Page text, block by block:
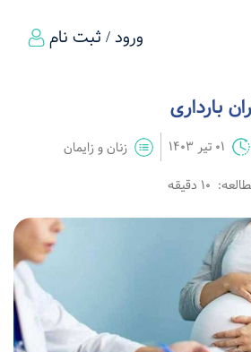
ورود / ثبت نام
بارداری
01 تیر 1403
زنان و زایمان
10 دقیقه